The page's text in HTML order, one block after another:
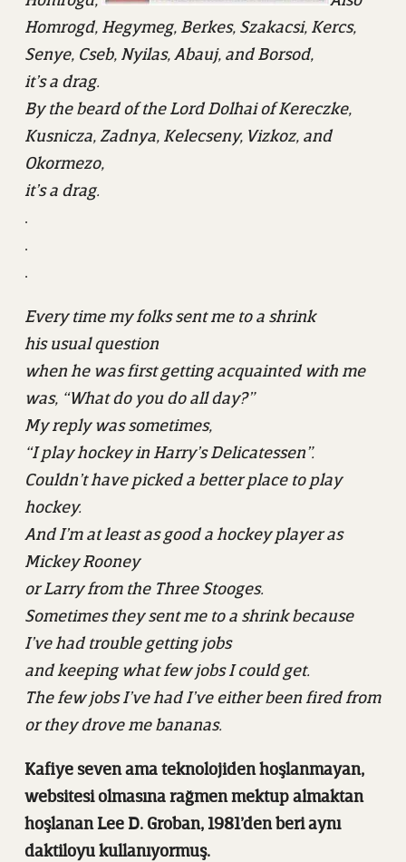
Homrogd, Hegymeg, Berkes, Szakacsi, Kercs,
Senye, Cseb, Nyilas, Abauj, and Borsod,
it’s a drag.
By the beard of the Lord Dolhai of Kereczke,
Kusnicza, Zadnya, Kelecseny, Vizkoz, and
Okormezo,
it’s a drag.
.
.
.
Every time my folks sent me to a shrink
his usual question
when he was first getting acquainted with me
was, “What do you do all day?”
My reply was sometimes,
“I play hockey in Harry’s Delicatessen”.
Couldn’t have picked a better place to play
hockey.
And I’m at least as good a hockey player as
Mickey Rooney
or Larry from the Three Stooges.
Sometimes they sent me to a shrink because
I’ve had trouble getting jobs
and keeping what few jobs I could get.
The few jobs I’ve had I’ve either been fired from
or they drove me bananas.
Kafiye seven ama teknolojiden hoşlanmayan,
websitesi olmasına rağmen mektup almaktan
hoşlanan Lee D. Groban, 1981’den beri aynı
daktiloyu kullanıyormuş.